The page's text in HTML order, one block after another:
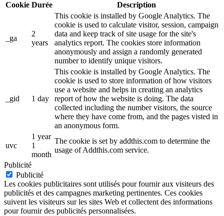
Cookie Durée Description
_ga
2
years
This cookie is installed by Google Analytics. The
cookie is used to calculate visitor, session, campaign
data and keep track of site usage for the site's
analytics report. The cookies store information
anonymously and assign a randomly generated
number to identify unique visitors.
_gid 1 day
This cookie is installed by Google Analytics. The
cookie is used to store information of how visitors
use a website and helps in creating an analytics
report of how the website is doing. The data
collected including the number visitors, the source
where they have come from, and the pages visted in
an anonymous form.
uvc
1 year
1
month
The cookie is set by addthis.com to determine the
usage of Addthis.com service.
Publicité
Publicité
Les cookies publicitaires sont utilisés pour fournir aux visiteurs des
publicités et des campagnes marketing pertinentes. Ces cookies
suivent les visiteurs sur les sites Web et collectent des informations
pour fournir des publicités personnalisées.